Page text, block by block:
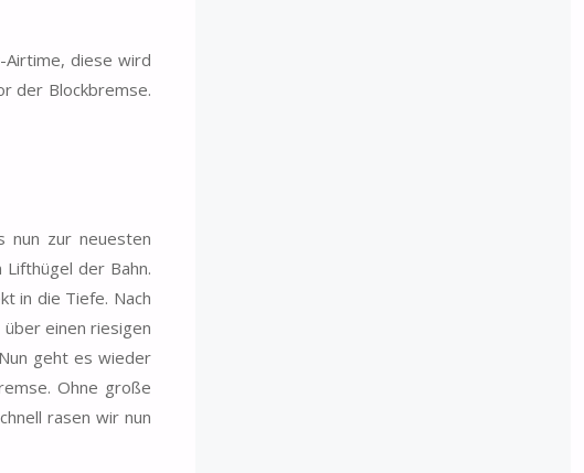
Airtime, diese wird
der Blockbremse.
nun zur neuesten
der Bahn.
in die Tiefe. Nach
einen riesigen
geht es wieder
Ohne große
rasen wir nun